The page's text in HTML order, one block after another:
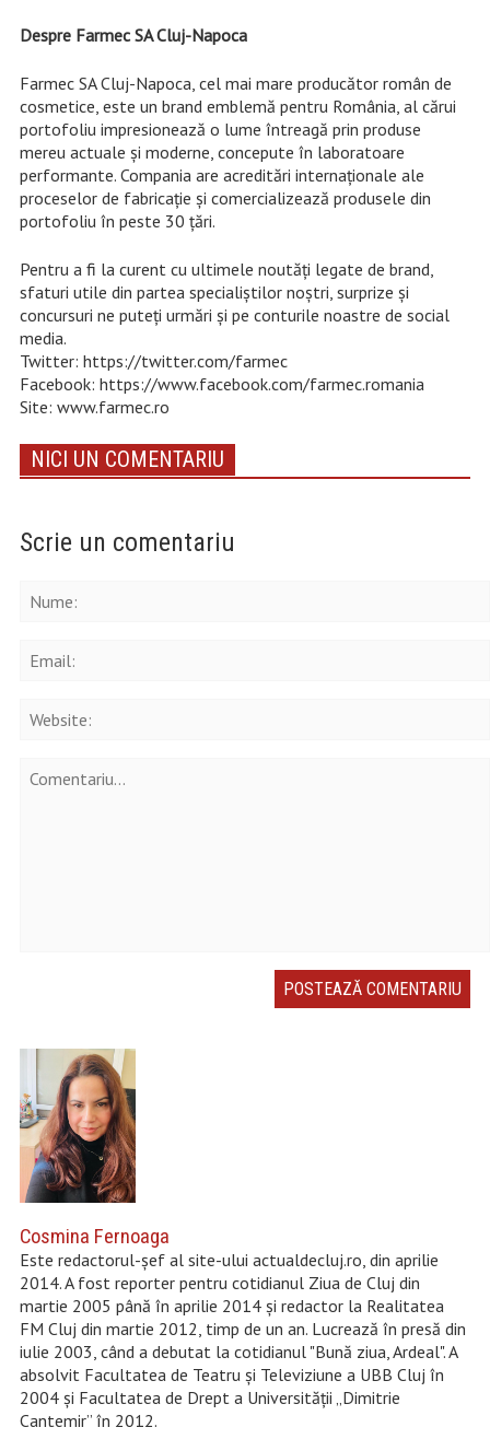
Despre Farmec SA Cluj-Napoca
Farmec SA Cluj-Napoca, cel mai mare producător român de
cosmetice, este un brand emblemă pentru România, al cărui
portofoliu impresionează o lume întreagă prin produse
mereu actuale și moderne, concepute în laboratoare
performante. Compania are acreditări internaționale ale
proceselor de fabricație și comercializează produsele din
portofoliu în peste 30 țări.
Pentru a fi la curent cu ultimele noutăţi legate de brand,
sfaturi utile din partea specialiştilor noştri, surprize şi
concursuri ne puteţi urmări şi pe conturile noastre de social
media.
Twitter: https://twitter.com/farmec
Facebook: https://www.facebook.com/farmec.romania
Site: www.farmec.ro
NICI UN COMENTARIU
Scrie un comentariu
Cosmina Fernoaga
Este redactorul-șef al site-ului actualdecluj.ro, din aprilie
2014. A fost reporter pentru cotidianul Ziua de Cluj din
martie 2005 până în aprilie 2014 şi redactor la Realitatea
FM Cluj din martie 2012, timp de un an. Lucrează în presă din
iulie 2003, când a debutat la cotidianul "Bună ziua, Ardeal". A
absolvit Facultatea de Teatru şi Televiziune a UBB Cluj în
2004 şi Facultatea de Drept a Universităţii „Dimitrie
Cantemir” în 2012.